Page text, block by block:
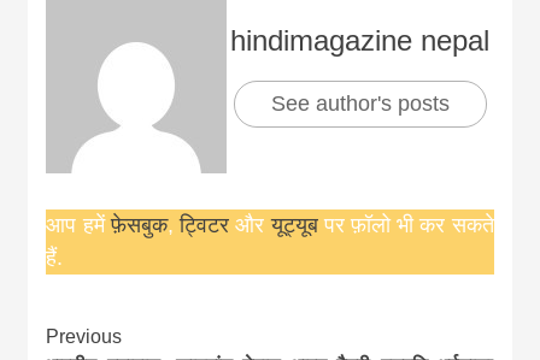
hindimagazine nepal
See author's posts
आप हमेंफ़ेसबुक,ट्विटरऔरयूट्यूबपर फ़ॉलो भी कर सकते
हैं.
Continue
Previous